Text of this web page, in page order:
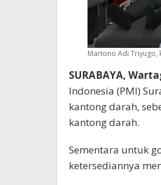
Martono Adi Triyugo,
SURABAYA,
Indonesia (PMI)
kantong darah,
kantong darah.
Sementara untuk
ketersediannya